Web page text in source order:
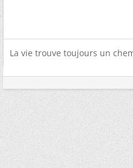
La vie trouve toujours un